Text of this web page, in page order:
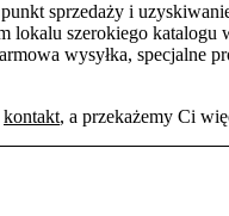
sprzedaży i
lokalu szerokiego
wysyłka, specjalne
kontakt, a przekażemy Ci